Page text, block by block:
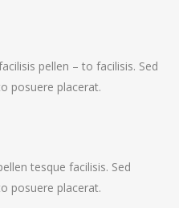
pellen – to facilisis. Sed
posuere placerat.
tesque facilisis. Sed
posuere placerat.